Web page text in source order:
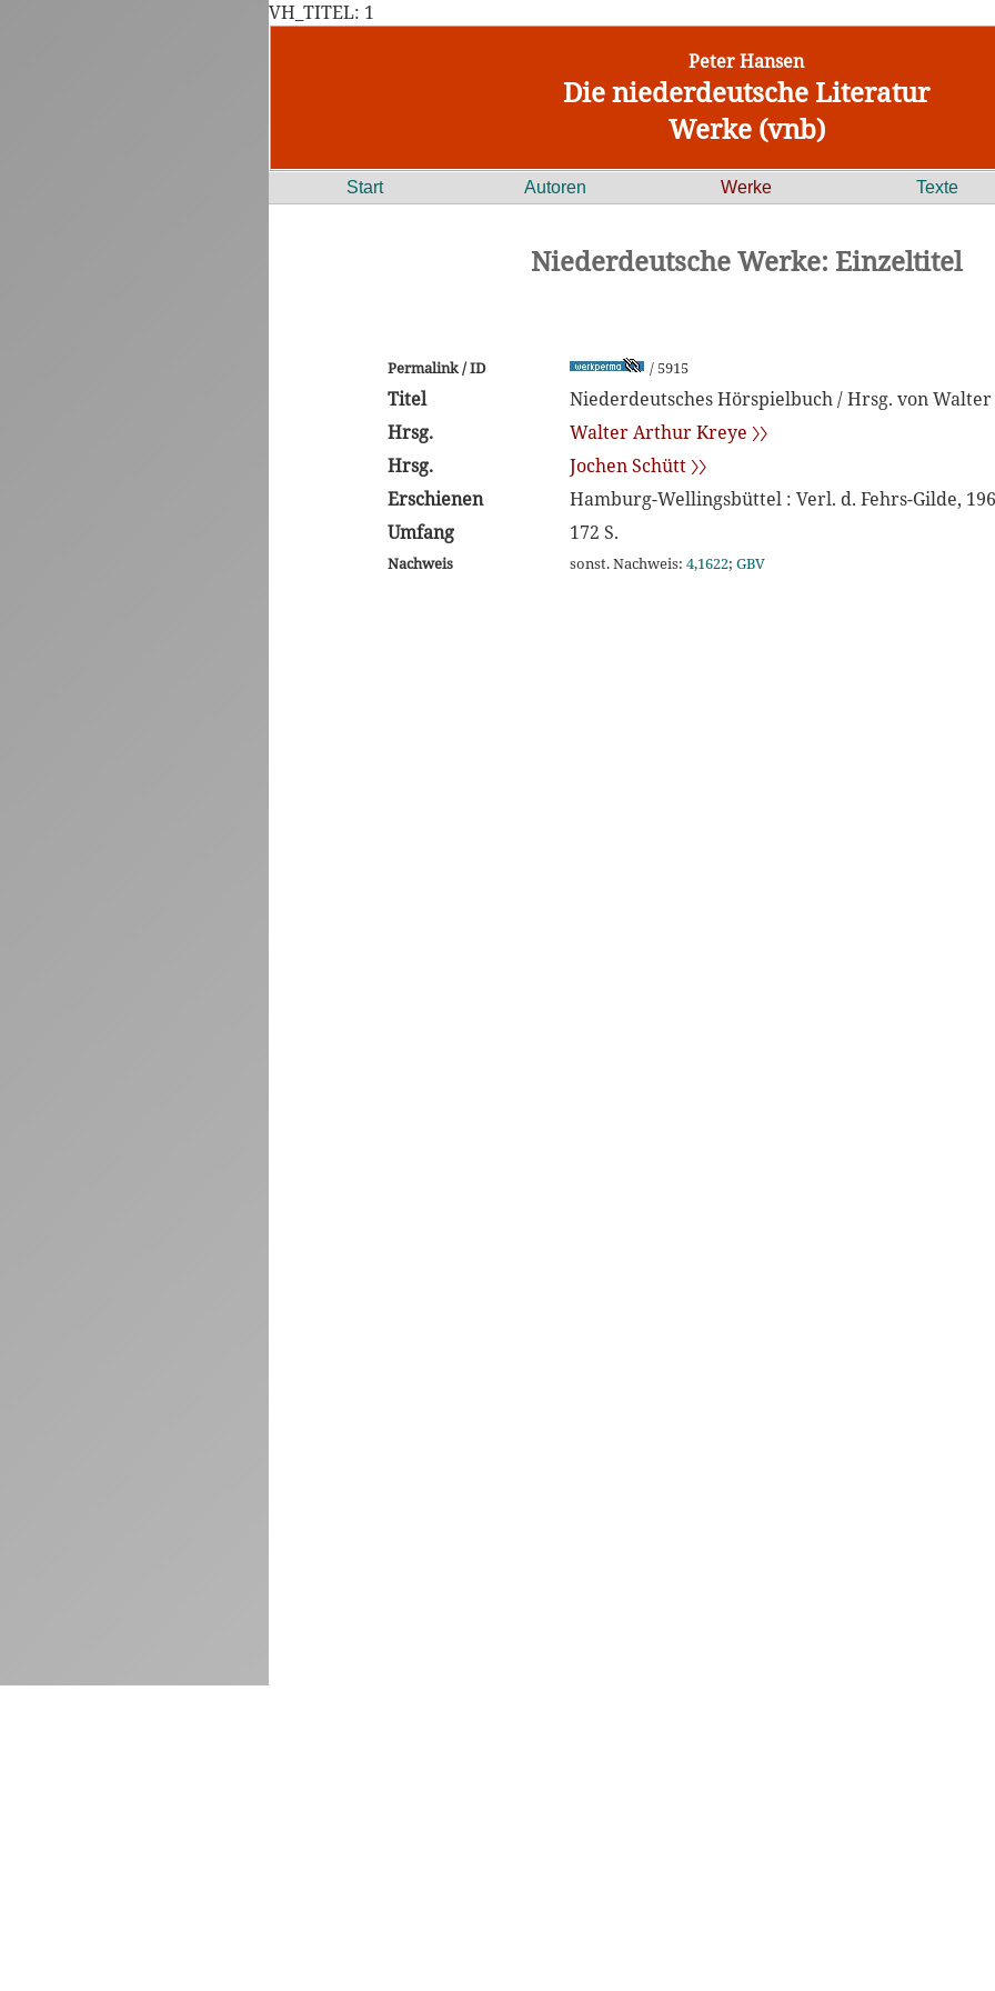
VH_TITEL: 1
Peter Hansen
Die niederdeutsche Literatur
Werke (vnb)
Start Autoren Werke Texte
Niederdeutsche Werke: Einzeltitel
Permalink / ID / 5915
Titel
Niederdeutsches Hörspielbuch / Hrsg. von
Hrsg.
Walter Arthur Kreye 〉〉
Hrsg.
Jochen Schütt 〉〉
Erschienen
Hamburg-Wellingsbüttel : Verl. d. Fehrs-Gilde,
Umfang
172 S.
Nachweis sonst. Nachweis: 4,1622; GBV